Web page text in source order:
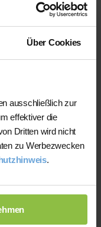
Über Cookies
ausschließlich zur
effektiver die
Dritten wird nicht
zu Werbezwecken
.
Sie dabei,
Bedarf
Bei einem
bei der
Lernziele,